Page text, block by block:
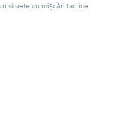
siluete cu mișcări tactice